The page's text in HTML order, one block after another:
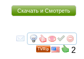
Скачать и Смотреть
смотреть
2